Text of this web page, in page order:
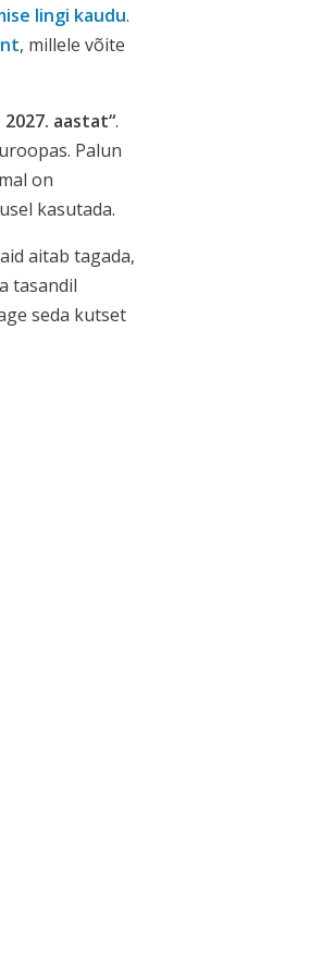
lingi kaudu.
, millele võite
aastat“.
Palun
on
kasutada.
aitab tagada,
tasandil
seda kutset